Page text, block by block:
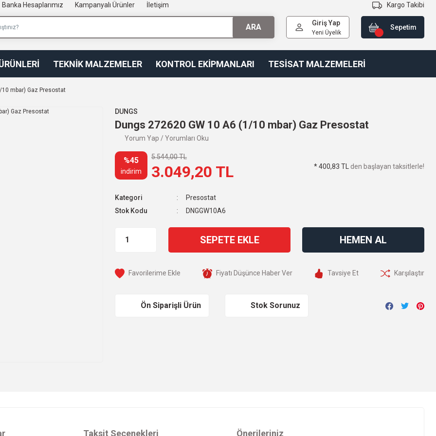
Banka Hesaplarımız Kampanyalı Ürünler İletişim
ARA
Kargo Takibi
Giriş Yap
Yeni Üyelik
Sepetim
TEKNİK MALZEMELER KONTROL EKİPMANLARI TESİSAT MALZEMELERİ
10 mbar) Gaz Presostat
DUNGS
Dungs 272620 GW 10 A6 (1/10 mbar) Gaz Presostat
Yorum Yap / Yorumları Oku
%45
indirim
5.544,00 TL
3.049,20 TL * 400,83 TL den başlayan taksitlerle!
Kategori
Presostat
Stok Kodu
DNGGW10A6
SEPETE EKLE HEMEN AL
Fiyatı Düşünce Haber Ver Tavsiye Et Karşılaştır
Ön Siparişli Ürün Stok Sorunuz
Taksit Seçenekleri Önerileriniz